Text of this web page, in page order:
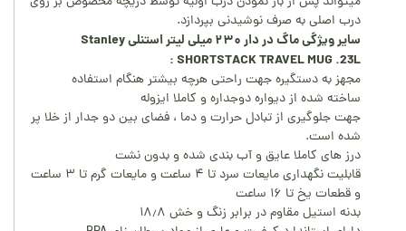
درب اصلی به صرف نوشیدنی بپردازد.
سایر ویژگی ماگ در دار ۲۳۰ میلی لیتر استنلی Stanley
SHORTSTACK TRAVEL MUG .23L :
مجهز به دستگیره جهت راحتی هرچه بیشتر هنگام استفاده
ساخته شده از دیواره دوجداره و کاملا ایزوله
جهت جلوگیری از تبادل حرارت و دما ، فضای بین دو جدار از خلا پر
شده است.
درز های کاملا عایق و آب بندی شده و بدون نشت
قابلیت نگهداری مایعات سرد تا ۴ ساعت و مایعات گرم تا ۳ ساعت
و قطعات یخ تا ۱۶ ساعت
بدنه استیل مقاوم در برابر زنگ و خش ۱۸٫۸